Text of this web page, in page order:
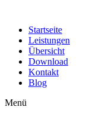
wechselnStartseite
Leistungen
Übersicht
Download
Kontakt
Blog
Menü